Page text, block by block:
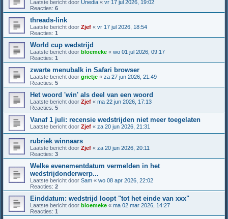
Laatste bericht door Unedia « vr 17 jul 2026, 19:02
Reacties: 6
threads-link
Laatste bericht door Zjef « vr 17 jul 2026, 18:54
Reacties: 1
World cup wedstrijd
Laatste bericht door bloemeke « wo 01 jul 2026, 09:17
Reacties: 1
zwarte menubalk in Safari browser
Laatste bericht door grietje « za 27 jun 2026, 21:49
Reacties: 5
Het woord 'win' als deel van een woord
Laatste bericht door Zjef « ma 22 jun 2026, 17:13
Reacties: 5
Vanaf 1 juli: recensie wedstrijden niet meer toegelaten
Laatste bericht door Zjef « za 20 jun 2026, 21:31
rubriek winnaars
Laatste bericht door Zjef « za 20 jun 2026, 20:11
Reacties: 3
Welke evenementdatum vermelden in het
wedstrijdonderwerp...
Laatste bericht door Sam « wo 08 apr 2026, 22:02
Reacties: 2
Einddatum: wedstrijd loopt "tot het einde van xxx"
Laatste bericht door bloemeke « ma 02 mar 2026, 14:27
Reacties: 1